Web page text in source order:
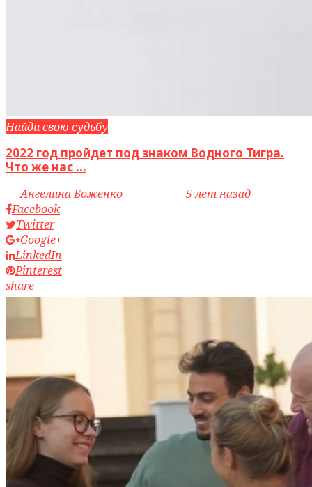
Найди свою судьбу
2022 год пройдет под знаком Водного Тигра.
Что же нас ...
byАнгелина Боженко
5 лет назад
Facebook
Twitter
Google+
LinkedIn
Pinterest
share